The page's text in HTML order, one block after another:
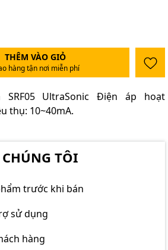
THÊM VÀO GIỎ
hàng tận nơi miễn phí
UltraSonic Điện áp hoạt
thụ: 10~40mA.
TÔI
trước khi bán
sử dụng
hàng